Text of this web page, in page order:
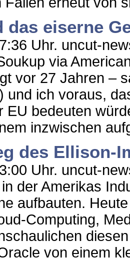
das eiserne
Uhr. uncut-
via
vor 27 Jahren –
und ich voraus,
EU bedeuten
inzwischen
des Ellison-
Uhr. uncut-
der Amerikas
aufbauten.
Computing,
von einem